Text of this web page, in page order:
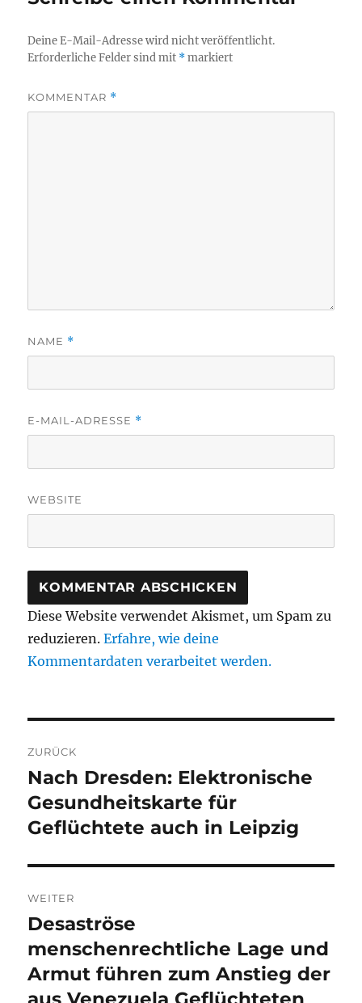
Deine E-Mail-Adresse wird nicht veröffentlicht.
Erforderliche Felder sind mit *markiert
KOMMENTAR *
NAME *
E-MAIL-ADRESSE *
WEBSITE
Diese Website verwendet Akismet, um Spam zu
reduzieren.Erfahre, wie deine
Kommentardaten verarbeitet werden.
ZURÜCK
Vorheriger
Beitrag:
Nach Dresden: Elektronische
Gesundheitskarte für
Geflüchtete auch in Leipzig
WEITER
Nächster
Beitrag:
Desaströse
menschenrechtliche Lage und
Armut führen zum Anstieg der